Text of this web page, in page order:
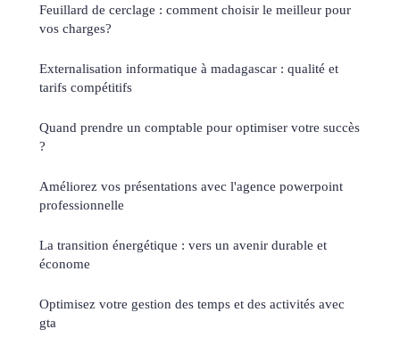
Feuillard de cerclage : comment choisir le meilleur pour
vos charges?
Externalisation informatique à madagascar : qualité et
tarifs compétitifs
Quand prendre un comptable pour optimiser votre succès
?
Améliorez vos présentations avec l'agence powerpoint
professionnelle
La transition énergétique : vers un avenir durable et
économe
Optimisez votre gestion des temps et des activités avec
gta